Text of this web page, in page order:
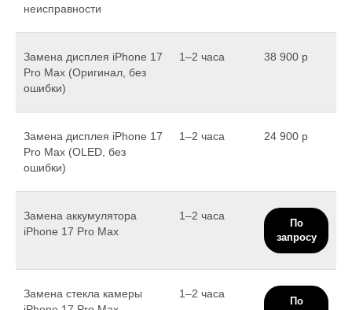
неисправности
Замена дисплея iPhone 17
Pro Max (Оригинал, без
ошибки)
1–2 часа 38 900 р
Замена дисплея iPhone 17
Pro Max (OLED, без
ошибки)
1–2 часа 24 900 р
Замена аккумулятора
iPhone 17 Pro Max
1–2 часа
По
запросу
Замена стекла камеры
1–2 часа
По